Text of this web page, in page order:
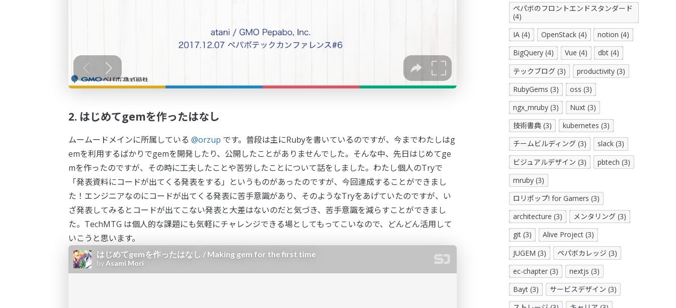
2. はじめてgemを作ったはなし
ムームードメインに所属している @orzup です。普段は主にRubyを書いているのですが、今までわたしはg
emを利用するばかりでgemを開発したり、公開したことがありませんでした。そんな中、先日はじめてge
mを作ったのですが、その時に工夫したことや苦労したことについて話をしました。わたし個人のTryで
「発表資料にコードが出てくる発表をする」というものがあったのですが、今回達成することができまし
た！エンジニアなのにコードが出てくる発表に苦手意識があり、そのようなTryをあげていたのですが、い
ざ発表してみるとコードが出てこない発表と大差はないのだと気づき、苦手意識を減らすことができまし
た。TechMTG は個人的な課題にも気軽にチャレンジできる場としてもってこいなので、どんどん活用して
いこうと思います。
ペパボのフロントエンドスタンダード
(4)
IA (4)
OpenStack (4)
notion (4)
BigQuery (4)
Vue (4)
dbt (4)
テックブログ (3)
productivity (3)
RubyGems (3)
oss (3)
ngx_mruby (3)
Nuxt (3)
技術書典 (3)
kubernetes (3)
チームビルディング (3)
slack (3)
ビジュアルデザイン (3)
pbtech (3)
mruby (3)
ロリポップ! for Gamers (3)
architecture (3)
メンタリング (3)
git (3)
Alive Project (3)
JUGEM (3)
ペパボカレッジ (3)
ec-chapter (3)
nextjs (3)
Bayt (3)
サービスデザイン (3)